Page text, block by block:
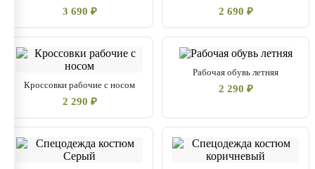
3 690 ₽ 2 690 ₽
Кроссовки рабочие с носом
2 290 ₽
Рабочая обувь летняя
2 290 ₽